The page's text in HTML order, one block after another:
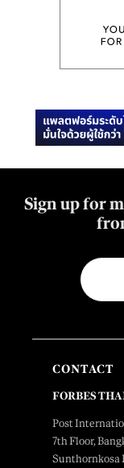
Sign up for
CONTACT
FORBES
Post
7th Floor,
Sunthornkosa